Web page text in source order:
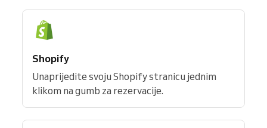
Shopify
Unaprijedite svoju Shopify stranicu jednim
klikom na gumb za rezervacije.